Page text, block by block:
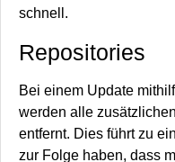
schnell.
Repositories
Bei einem Update
werden alle
entfernt. Dies führt zu
zur Folge haben, dass